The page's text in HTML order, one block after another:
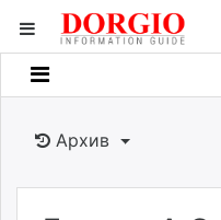
Мэдээллийн
Банк санхүү
Бизнес ААН
Архив